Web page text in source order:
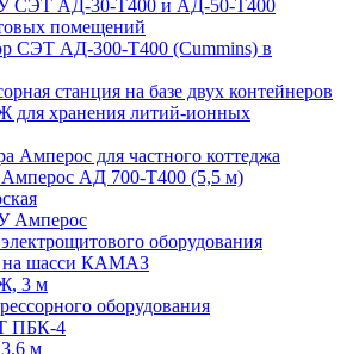
СЭТ АД-30-Т400 и АД-50-Т400
помещений
СЭТ АД-300-Т400 (Cummins) в
станция на базе двух контейнеров
для хранения литий-ионных
Амперос для частного коттеджа
АД 700-Т400 (5,5 м)
Амперос
оборудования
шасси КАМАЗ
3 м
оборудования
ПБК-4
м